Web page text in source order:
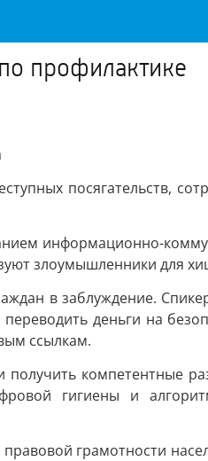
профилактике
посягательств,
информационно-
злоумышленники для
в заблуждение.
деньги на
ссылкам.
компетентные
гигиены и
грамотности